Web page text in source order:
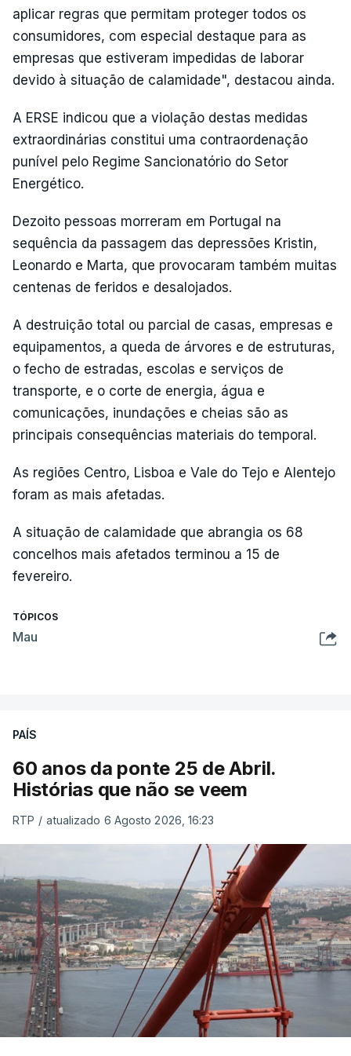
aplicar regras que permitam proteger todos os
consumidores, com especial destaque para as
empresas que estiveram impedidas de laborar
devido à situação de calamidade", destacou ainda.
A ERSE indicou que a violação destas medidas
extraordinárias constitui uma contraordenação
punível pelo Regime Sancionatório do Setor
Energético.
Dezoito pessoas morreram em Portugal na
sequência da passagem das depressões Kristin,
Leonardo e Marta, que provocaram também muitas
centenas de feridos e desalojados.
A destruição total ou parcial de casas, empresas e
equipamentos, a queda de árvores e de estruturas,
o fecho de estradas, escolas e serviços de
transporte, e o corte de energia, água e
comunicações, inundações e cheias são as
principais consequências materiais do temporal.
As regiões Centro, Lisboa e Vale do Tejo e Alentejo
foram as mais afetadas.
A situação de calamidade que abrangia os 68
concelhos mais afetados terminou a 15 de
fevereiro.
TÓPICOS
Mau
PAÍS
60 anos da ponte 25 de Abril.
Histórias que não se veem
RTP / atualizado 6 Agosto 2026, 16:23